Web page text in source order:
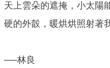
天上雲朵的遮掩，小太陽
硬的外瞉，暖烘烘照射
──林良